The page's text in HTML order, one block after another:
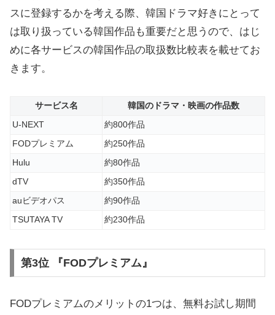
スに登録するかを考える際、韓国ドラマ好きにとって
は取り扱っている韓国作品も重要だと思うので、はじ
めに各サービスの韓国作品の取扱数比較表を載せてお
きます。
サービス名 韓国のドラマ・映画の作品数
U-NEXT 約800作品
FODプレミアム 約250作品
Hulu 約80作品
dTV 約350作品
auビデオパス 約90作品
TSUTAYA TV 約230作品
第3位 『FODプレミアム』
FODプレミアムのメリットの1つは、無料お試し期間